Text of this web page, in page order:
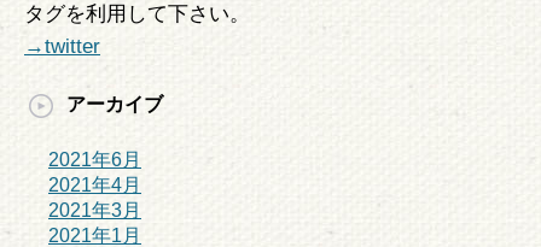
タグを利用して下さい。
→twitter
アーカイブ
2021年6月
2021年4月
2021年3月
2021年1月